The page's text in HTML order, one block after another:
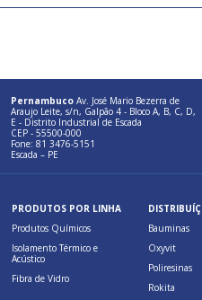
Pernambuco Av. José Mario Bezerra de
Araujo Leite, s/n, Galpão 4 - Bloco A, B, C, D,
E - Distrito Industrial de Escada
CEP - 55500-000
Fone: 81 3476-5151
Escada – PE
PRODUTOS POR LINHA
Produtos Químicos
Isolamento Térmico e
Acústico
Fibra de Vidro
Bauminas
Oxyvit
Poliresinas
Rokita